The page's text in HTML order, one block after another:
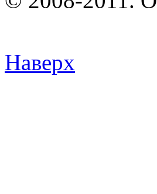
Наверх